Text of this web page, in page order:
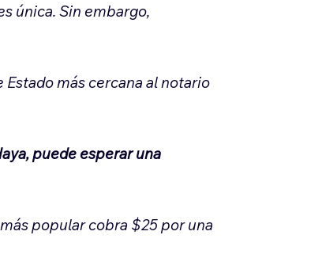
única. Sin embargo,
más cercana al notario
puede esperar una
popular cobra $25 por una